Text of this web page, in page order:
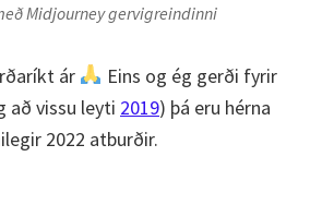
Midjourney gervigreindinni
ár
Eins og ég gerði fyrir
að vissu leyti 2019) þá eru hérna
2022 atburðir.